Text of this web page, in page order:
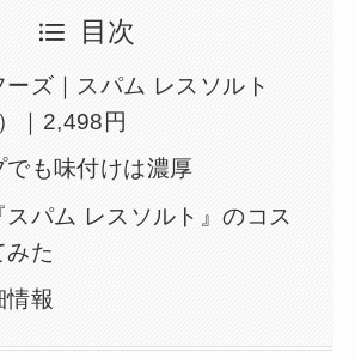
目次
ズ｜スパム レスソルト
｜2,498円
でも味付けは濃厚
スパム レスソルト』のコス
みた
情報